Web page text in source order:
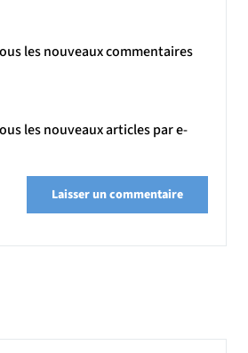
les nouveaux commentaires
les nouveaux articles par e-